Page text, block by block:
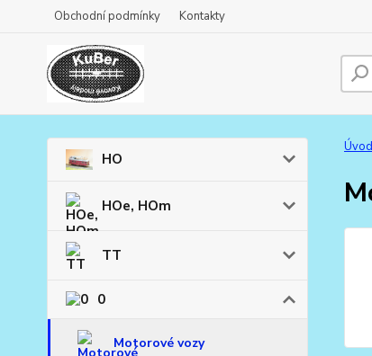
Obchodní podmínky Kontakty
HO
HOe, HOm
TT
0
Motorové vozy
Úvod